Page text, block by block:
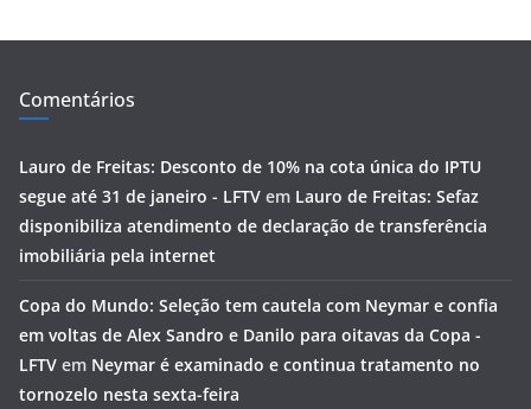
Comentários
Lauro de Freitas: Desconto de 10% na cota única do IPTU
segue até 31 de janeiro - LFTV em Lauro de Freitas: Sefaz
disponibiliza atendimento de declaração de transferência
imobiliária pela internet
Copa do Mundo: Seleção tem cautela com Neymar e confia
em voltas de Alex Sandro e Danilo para oitavas da Copa -
LFTV em Neymar é examinado e continua tratamento no
tornozelo nesta sexta-feira